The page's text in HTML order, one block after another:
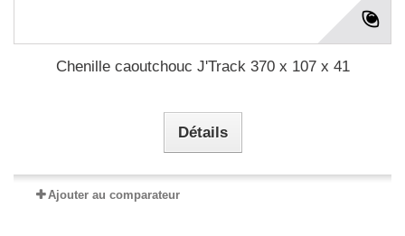
Chenille caoutchouc J'Track 370 x 107 x 41
Détails
Ajouter au comparateur